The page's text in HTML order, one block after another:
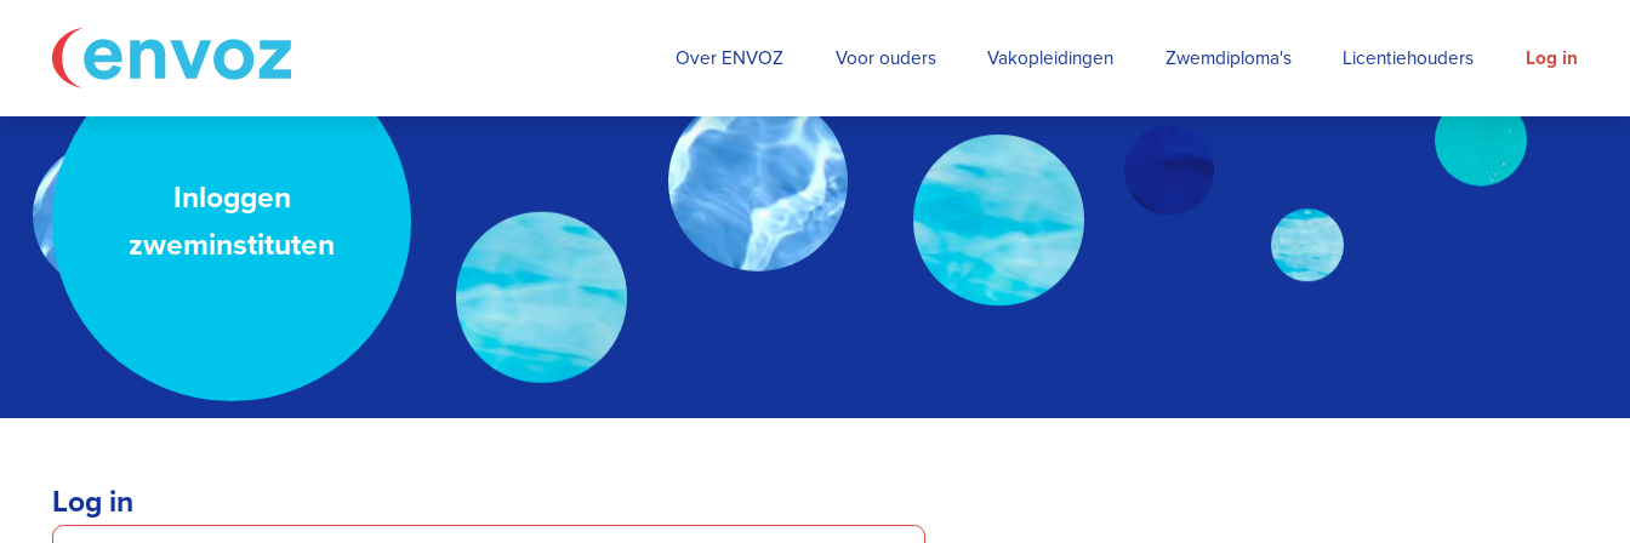
Over ENVOZ Voor ouders Vakopleidingen Zwemdiploma's Licentiehouders Log in
Inloggen
zweminstituten
Log in